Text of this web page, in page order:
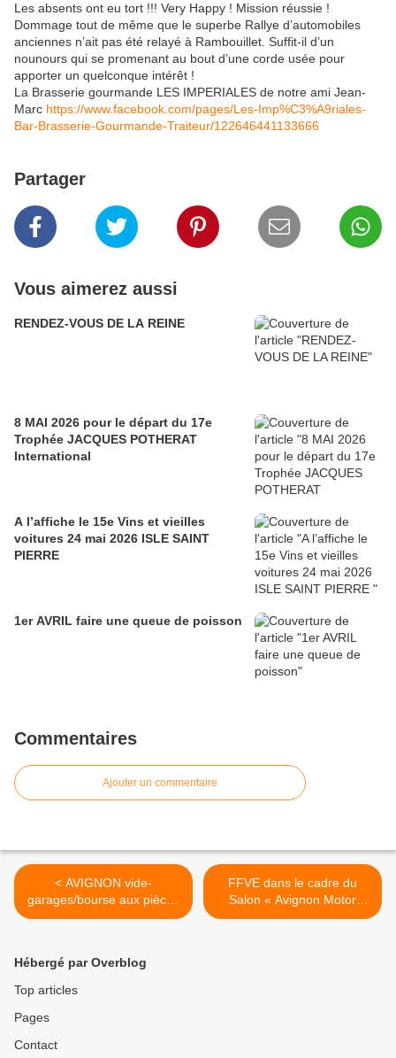
Les absents ont eu tort !!! Very Happy ! Mission réussie !
Dommage tout de même que le superbe Rallye d’automobiles
anciennes n’ait pas été relayé à Rambouillet. Suffit-il d’un
nounours qui se promenant au bout d’une corde usée pour
apporter un quelconque intérêt !
La Brasserie gourmande LES IMPERIALES de notre ami Jean-
Marc https://www.facebook.com/pages/Les-Imp%C3%A9riales-
Bar-Brasserie-Gourmande-Traiteur/122646441133666
Partager
Vous aimerez aussi
RENDEZ-VOUS DE LA REINE
8 MAI 2026 pour le départ du 17e
Trophée JACQUES POTHERAT
International
A l’affiche le 15e Vins et vieilles
voitures 24 mai 2026 ISLE SAINT
PIERRE
1er AVRIL faire une queue de poisson
Commentaires
Ajouter un commentaire
< AVIGNON vide-
garages/bourse aux pièces
détachées auto/moto
FFVE dans le cadre du
Salon « Avignon Motor
Festival 2015 » >
Hébergé par Overblog
Top articles
Pages
Contact